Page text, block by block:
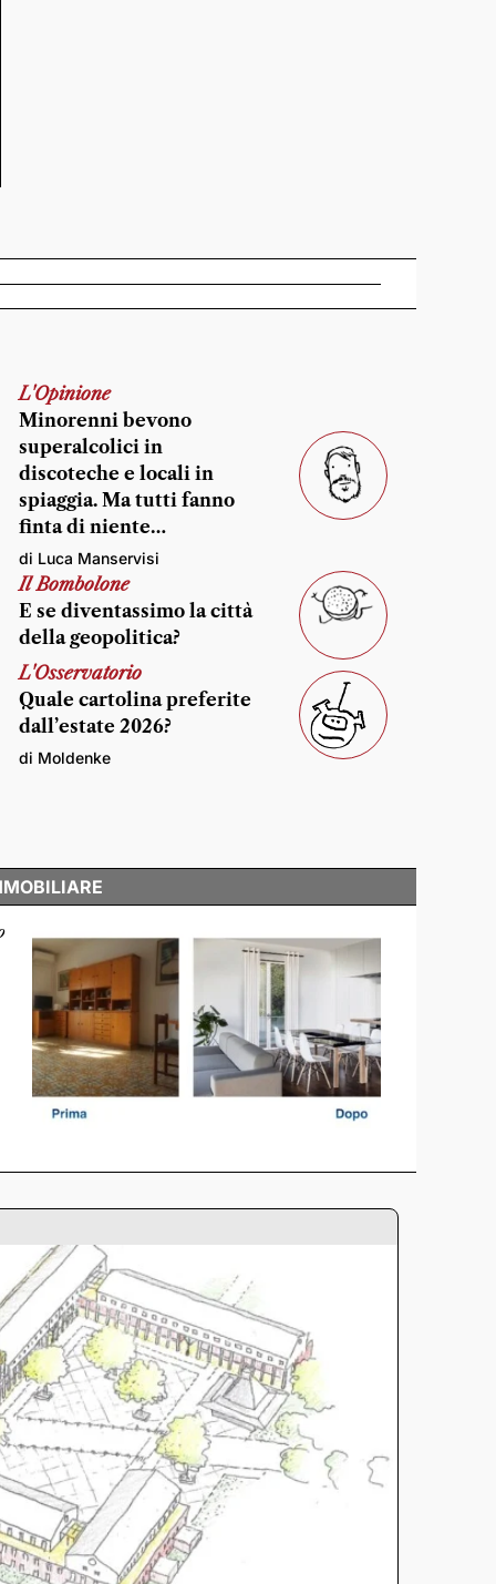
L'Opinione
Minorenni bevono
superalcolici in
discoteche e locali in
spiaggia. Ma tutti fanno
finta di niente…
di Luca Manservisi
Il Bombolone
E se diventassimo la città
della geopolitica?
L'Osservatorio
Quale cartolina preferite
dall’estate 2026?
di Moldenke